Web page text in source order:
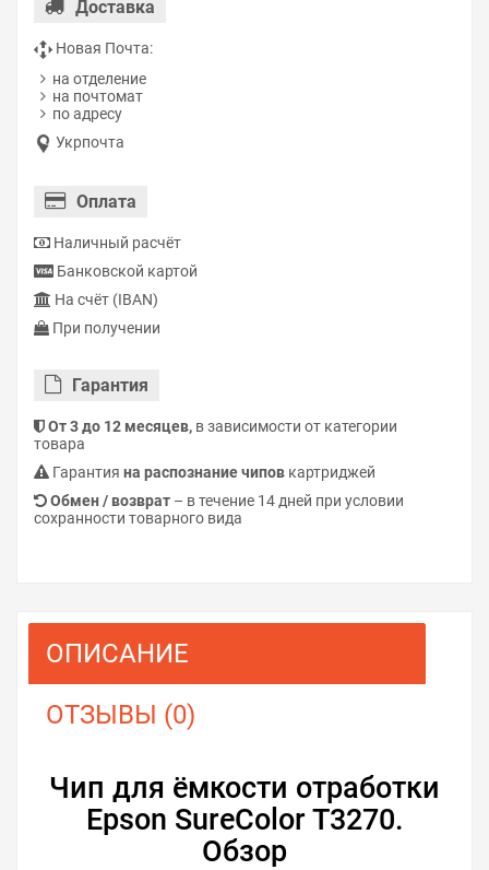
Доставка
Новая Почта:
на отделение
на почтомат
по адресу
Укрпочта
Оплата
Наличный расчёт
Банковской картой
На счёт (IBAN)
При получении
Гарантия
От 3 до 12 месяцев, в зависимости от категории
товара
Гарантия на распознание чипов картриджей
Обмен / возврат – в течение 14 дней при условии
сохранности товарного вида
ОПИСАНИЕ
ОТЗЫВЫ (0)
Чип для ёмкости отработки
Epson SureColor T3270.
Обзор